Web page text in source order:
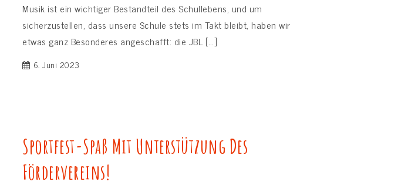
Musik ist ein wichtiger Bestandteil des Schullebens, und um
sicherzustellen, dass unsere Schule stets im Takt bleibt, haben wir
etwas ganz Besonderes angeschafft: die JBL […]
6. Juni 2023
Sportfest-Spaß Mit Unterstützung Des
Fördervereins!